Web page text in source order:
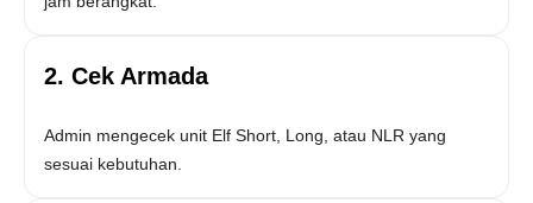
2. Cek Armada
Admin mengecek unit Elf Short, Long, atau NLR yang
sesuai kebutuhan.